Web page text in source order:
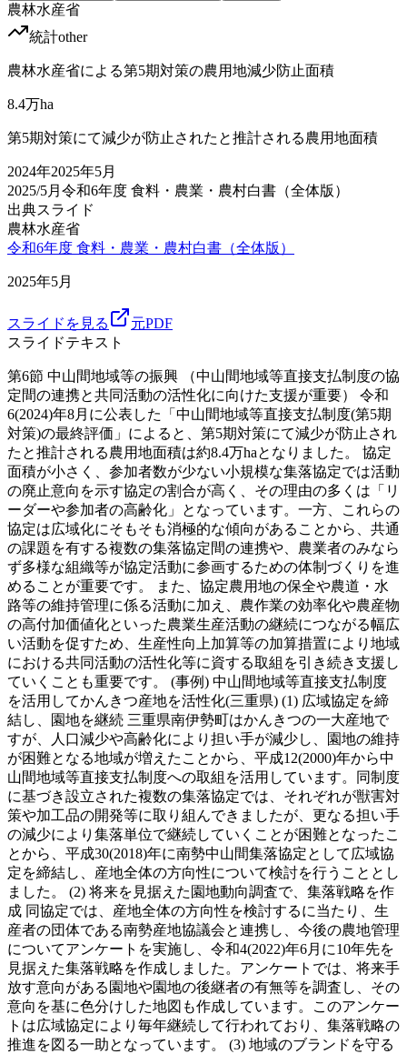
農林水産省
統計other
農林水産省による第5期対策の農用地減少防止面積
8.4万ha
第5期対策にて減少が防止されたと推計される農用地面積
2024年2025年5月
2025/5月 令和6年度 食料・農業・農村白書（全体版）
出典スライド
農林水産省
令和6年度 食料・農業・農村白書（全体版）
2025年5月
スライドを見る
元PDF
スライドテキスト
第6節 中山間地域等の振興 （中山間地域等直接支払制度の協
定間の連携と共同活動の活性化に向けた支援が重要） 令和
6(2024)年8月に公表した「中山間地域等直接支払制度(第5期
対策)の最終評価」によると、第5期対策にて減少が防止され
たと推計される農用地面積は約8.4万haとなりました。 協定
面積が小さく、参加者数が少ない小規模な集落協定では活動
の廃止意向を示す協定の割合が高く、その理由の多くは「リ
ーダーや参加者の高齢化」となっています。一方、これらの
協定は広域化にそもそも消極的な傾向があることから、共通
の課題を有する複数の集落協定間の連携や、農業者のみなら
ず多様な組織等が協定活動に参画するための体制づくりを進
めることが重要です。 また、協定農用地の保全や農道・水
路等の維持管理に係る活動に加え、農作業の効率化や農産物
の高付加価値化といった農業生産活動の継続につながる幅広
い活動を促すため、生産性向上加算等の加算措置により地域
における共同活動の活性化等に資する取組を引き続き支援し
ていくことも重要です。 (事例) 中山間地域等直接支払制度
を活用してかんきつ産地を活性化(三重県) (1) 広域協定を締
結し、園地を継続 三重県南伊勢町はかんきつの一大産地で
すが、人口減少や高齢化により担い手が減少し、園地の維持
が困難となる地域が増えたことから、平成12(2000)年から中
山間地域等直接支払制度への取組を活用しています。同制度
に基づき設立された複数の集落協定では、それぞれが獣害対
策や加工品の開発等に取り組んできましたが、更なる担い手
の減少により集落単位で継続していくことが困難となったこ
とから、平成30(2018)年に南勢中山間集落協定として広域協
定を締結し、産地全体の方向性について検討を行うこととし
ました。 (2) 将来を見据えた園地動向調査で、集落戦略を作
成 同協定では、産地全体の方向性を検討するに当たり、生
産者の団体である南勢産地協議会と連携し、今後の農地管理
についてアンケートを実施し、令和4(2022)年6月に10年先を
見据えた集落戦略を作成しました。アンケートでは、将来手
放す意向がある園地や園地の後継者の有無等を調査し、その
意向を基に色分けした地図も作成しています。このアンケー
トは広域協定により毎年継続して行われており、集落戦略の
推進を図る一助となっています。 (3) 地域のブランドを守る